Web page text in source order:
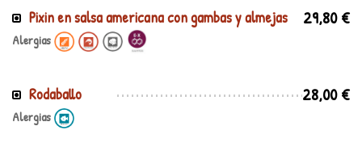
Pixin en salsa americana con gambas y almejas 29,80 €
Alergias
Rodaballo 28,00 €
Alergias